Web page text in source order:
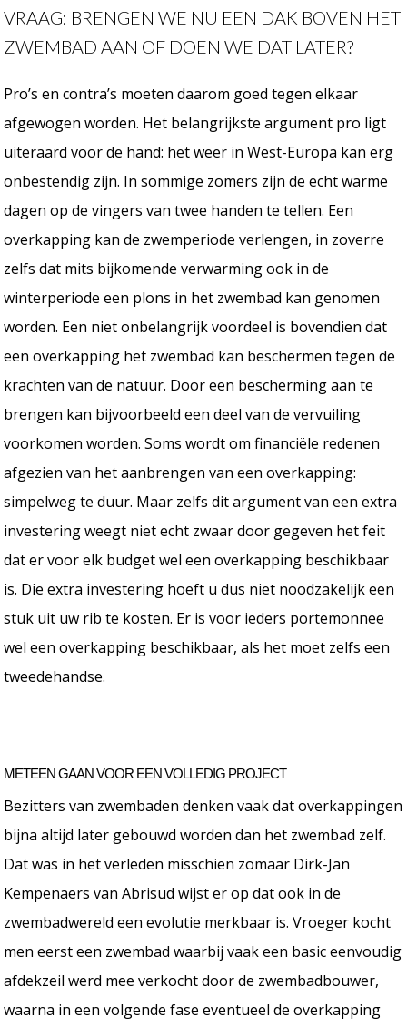
VRAAG: BRENGEN WE NU EEN DAK BOVEN HET
ZWEMBAD AAN OF DOEN WE DAT LATER?
Pro’s en contra’s moeten daarom goed tegen elkaar
afgewogen worden. Het belangrijkste argument pro ligt
uiteraard voor de hand: het weer in West-Europa kan erg
onbestendig zijn. In sommige zomers zijn de echt warme
dagen op de vingers van twee handen te tellen. Een
overkapping kan de zwemperiode verlengen, in zoverre
zelfs dat mits bijkomende verwarming ook in de
winterperiode een plons in het zwembad kan genomen
worden. Een niet onbelangrijk voordeel is bovendien dat
een overkapping het zwembad kan beschermen tegen de
krachten van de natuur. Door een bescherming aan te
brengen kan bijvoorbeeld een deel van de vervuiling
voorkomen worden. Soms wordt om financiële redenen
afgezien van het aanbrengen van een overkapping:
simpelweg te duur. Maar zelfs dit argument van een extra
investering weegt niet echt zwaar door gegeven het feit
dat er voor elk budget wel een overkapping beschikbaar
is. Die extra investering hoeft u dus niet noodzakelijk een
stuk uit uw rib te kosten. Er is voor ieders portemonnee
wel een overkapping beschikbaar, als het moet zelfs een
tweedehandse.
METEEN GAAN VOOR EEN VOLLEDIG PROJECT
Bezitters van zwembaden denken vaak dat overkappingen
bijna altijd later gebouwd worden dan het zwembad zelf.
Dat was in het verleden misschien zomaar Dirk-Jan
Kempenaers van Abrisud wijst er op dat ook in de
zwembadwereld een evolutie merkbaar is. Vroeger kocht
men eerst een zwembad waarbij vaak een basic eenvoudig
afdekzeil werd mee verkocht door de zwembadbouwer,
waarna in een volgende fase eventueel de overkapping